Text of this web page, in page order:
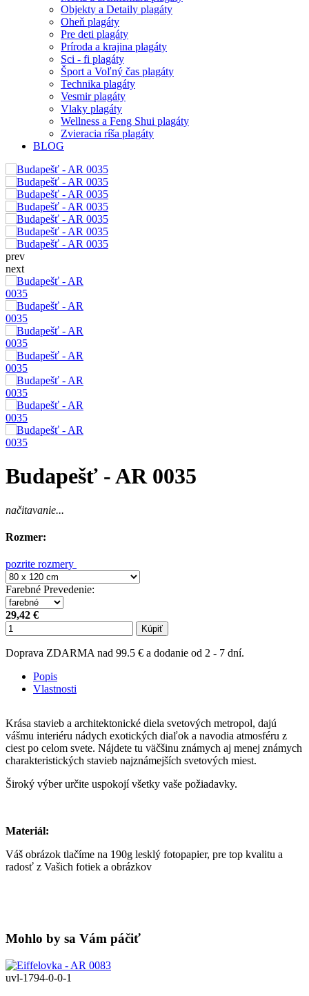
Objekty a Detaily plagáty
Oheň plagáty
Pre deti plagáty
Príroda a krajina plagáty
Sci - fi plagáty
Šport a Voľný čas plagáty
Technika plagáty
Vesmir plagáty
Vlaky plagáty
Wellness a Feng Shui plagáty
Zvieracia ríša plagáty
BLOG
prev
next
Budapešť - AR 0035
načitavanie...
Rozmer:
pozrite rozmery
Farebné Prevedenie:
29,42 €
Kúpiť
Doprava ZDARMA nad 99.5 € a dodanie od 2 - 7 dní.
Popis
Vlastnosti
Krása stavieb a architektonické diela svetových metropol, dajú
vášmu interiéru nádych exotických diaľok a navodia atmosféru z
ciest po celom svete. Nájdete tu väčšinu známych aj menej známych
charakteristických stavieb najznámejších svetových miest.
Široký výber určite uspokojí všetky vaše požiadavky.
Materiál:
Váš obrázok tlačíme na 190g lesklý fotopapier, pre top kvalitu a
radosť z Vašich fotiek a obrázkov
Mohlo by sa Vám páčiť
uvl-1794-0-0-1